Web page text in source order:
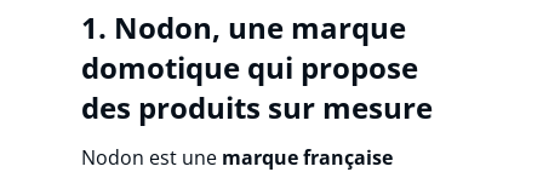
1. Nodon, une marque
domotique qui propose
des produits sur mesure
Nodon est une marque française